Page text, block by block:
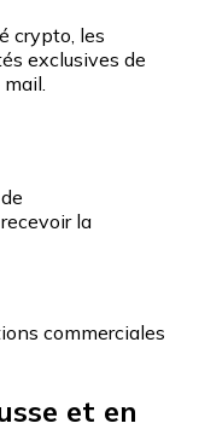
crypto, les
exclusives de
la
commerciales
et en